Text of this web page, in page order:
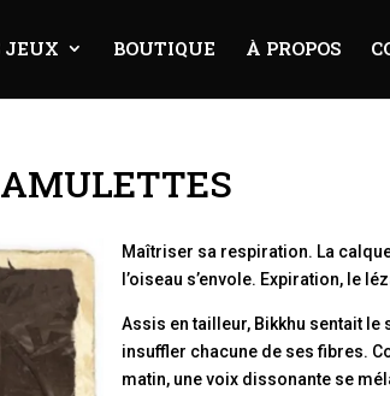
JEUX BOUTIQUE À PROPOS
Maîtriser sa respiration. La
l’oiseau s’envole. Expiration, le
Assis en tailleur, Bikkhu sentait
insuffler chacune de ses fibres.
matin, une voix dissonante se